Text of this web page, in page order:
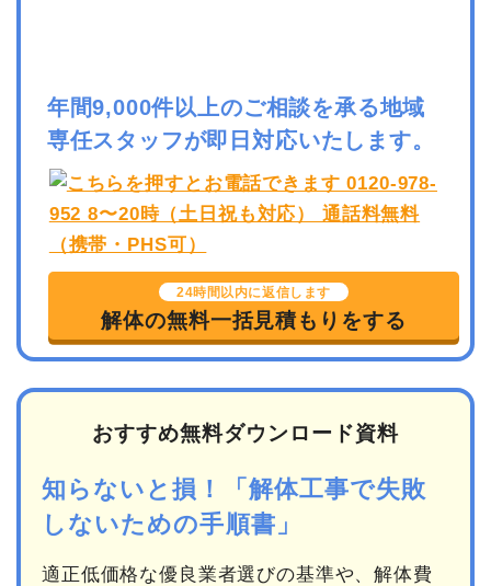
年間9,000件以上のご相談を承る地域
専任スタッフが即日対応いたします。
24時間以内に返信します
解体の無料一括見積もりをする
おすすめ無料ダウンロード資料
知らないと損！「解体工事で失敗
しないための手順書」
適正低価格な優良業者選びの基準や、解体費